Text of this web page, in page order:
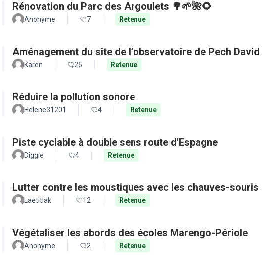
Rénovation du Parc des Argoulets 🌳🌱🌺🌻
Anonyme 7 Retenue
Aménagement du site de l’observatoire de Pech David
Karen 25 Retenue
Réduire la pollution sonore
Helene31201 4 Retenue
Piste cyclable à double sens route d'Espagne
Diggie 4 Retenue
Lutter contre les moustiques avec les chauves-souris
Laetitiak 12 Retenue
Végétaliser les abords des écoles Marengo-Périole
Anonyme 2 Retenue